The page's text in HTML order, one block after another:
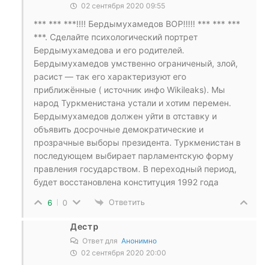
02 сентября 2020 09:55
*** *** ***!!!! Бердымухамедов ВОР!!!!! *** *** ***
***. Сделайте психологический портрет
Бердымухамедова и его родителей.
Бердымухамедов умственно ограниченый, злой,
расист — так его характеризуют его
приближённые ( источник инфо Wikileaks). Мы
народ Туркменистана устали и хотим перемен.
Бердымухамедов должен уйти в отставку и
объявить досрочные демократические и
прозрачные выборы президента. Туркменистан в
последующем выбирает парламентскую форму
правления государством. В переходный период,
будет восстановлена конституция 1992 года
6 0 Ответить
Дестр
Ответ для Анонимно
02 сентября 2020 20:00